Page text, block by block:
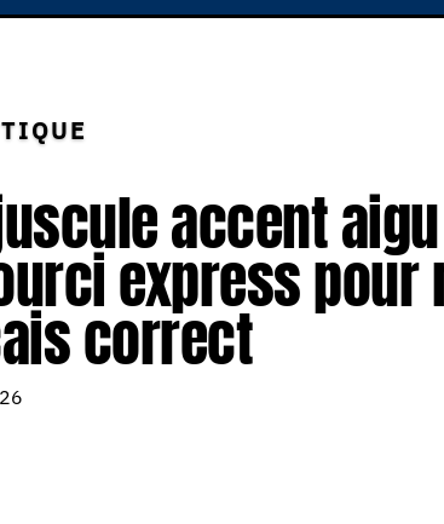
accent
express pour
correct